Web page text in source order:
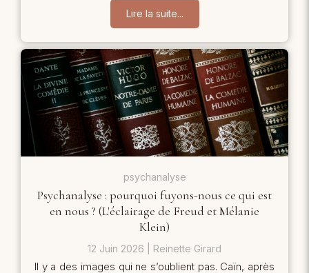
Lire la suite...
psychanalyse
Psychanalyse : pourquoi fuyons-nous ce qui est
en nous ? (L'éclairage de Freud et Mélanie
Klein)
12 Juin 2026 Reinette Girard
Il y a des images qui ne s’oublient pas. Caïn, après